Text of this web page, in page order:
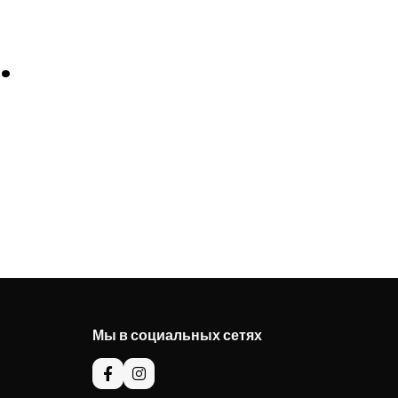
Мы в социальных сетях